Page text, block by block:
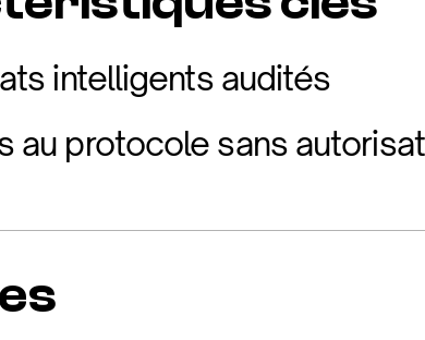
intelligents audités
au protocole sans